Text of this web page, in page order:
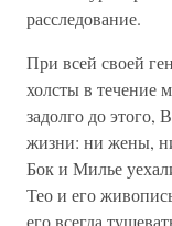
расследование.
При всей своей
холсты в течение
задолго до этого,
жизни: ни жены,
Бок и Милье
Тео и его
его всегда